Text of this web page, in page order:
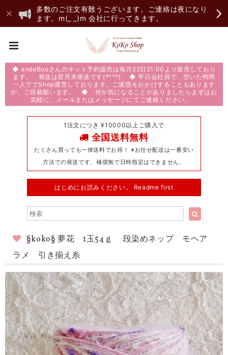
多数のご注文有難うございます。ご連絡は夜になり
ます。m(_ _)m 会社に行ってきます。
◆ andeBooさんのキット予約販売は毎月22日21:00より販売しており
ます。 発送は翌月末発送です(*^^*) ◆ 平日会社員で、空いた時間
一人ででShop運営しております。ご迷惑をおかけすることもあります
が、ご容赦願います。 ◆ 何か気になることがありましたらまずはお
気軽に、メールまたはメッセージにてご連絡ください。
1注文につき ¥10000以上ご購入で
全国送料無料
たくさん買っても一律送料でお得！ ※お任せ配送は一番安い
方法での発送です。補償無で日時指定はできません。
はじめにお読みください。 Readme first
§koko§ 夢花 1玉54ｇ 段染めネップ モヘア
ラメ 引き揃え糸